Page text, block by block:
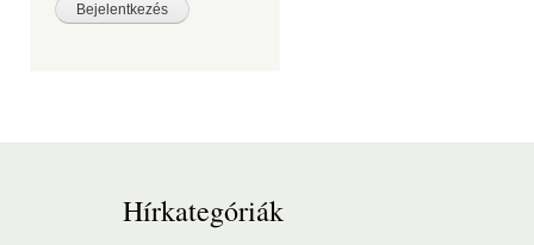
Hírkategóriák